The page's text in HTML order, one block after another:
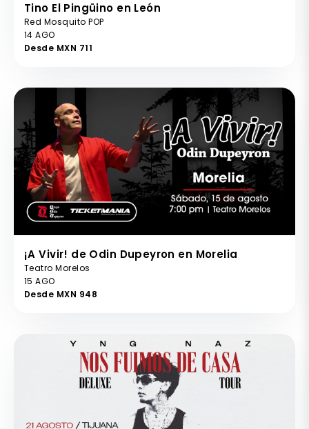
Tino El Pingüino en León
Red Mosquito POP
14 AGO
Desde MXN 711
¡A Vivir! de Odin Dupeyron en Morelia
Teatro Morelos
15 AGO
Desde MXN 948